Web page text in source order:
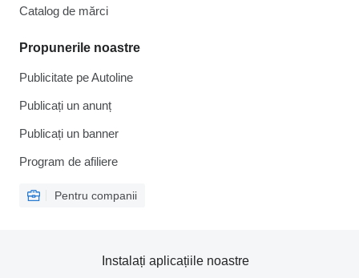
Catalog de mărcі
Propunerile noastre
Publicitate pe Autoline
Publicați un anunț
Publicați un banner
Program de afiliere
Pentru companii
Instalați aplicațiile noastre